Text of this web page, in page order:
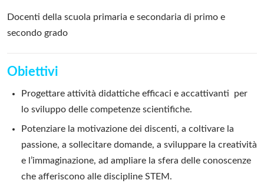
Docenti della scuola primaria e secondaria di primo e
secondo grado
Obiettivi
Progettare attività didattiche efficaci e accattivanti per
lo sviluppo delle competenze scientifiche.
Potenziare la motivazione dei discenti, a coltivare la
passione, a sollecitare domande, a sviluppare la creatività
e l’immaginazione, ad ampliare la sfera delle conoscenze
che afferiscono alle discipline STEM.